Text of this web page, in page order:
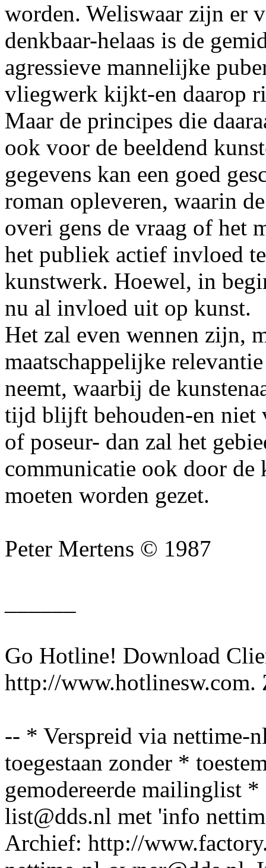
worden. Weliswaar zijn er
denkbaar-helaas is de
agressieve mannelijke
vliegwerk kijkt-en daarop
Maar de principes die
ook voor de beeldend
gegevens kan een goed
roman opleveren, waarin
overi gens de vraag of het
het publiek actief invloed
kunstwerk. Hoewel, in
nu al invloed uit op kunst.
Het zal even wennen zijn,
maatschappelijke
neemt, waarbij de
tijd blijft behouden-en niet
of poseur- dan zal het
communicatie ook door de
moeten worden gezet.
Peter Mertens © 1987
Go Hotline! Download
http://www.hotlinesw.com.
-- * Verspreid via nettime-
toegestaan zonder *
gemodereerde mailinglist
list@dds.nl met 'info
Archief: http://